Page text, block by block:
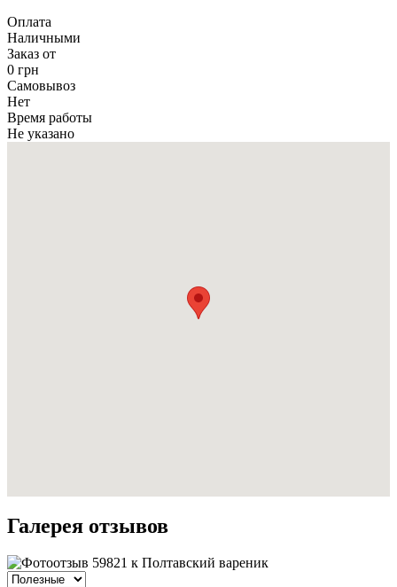
Оплата
Наличными
Заказ от
0 грн
Самовывоз
Нет
Время работы
Не указано
Галерея отзывов